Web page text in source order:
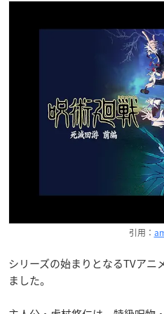
引用：
シリーズの始まりとなるTVアニ
ました。